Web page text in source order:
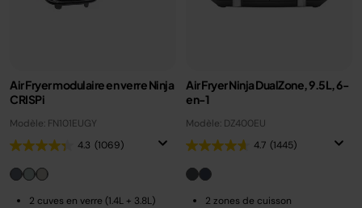
Air Fryer modulaire en verre Ninja
CRISPi
Modèle: FN101EUGY
4.3 (1069)
2 cuves en verre (1.4L + 3.8L)
Air Fryer Ninja DualZone, 9.5L, 6-
en-1
Modèle: DZ400EU
4.7 (1445)
2 zones de cuisson